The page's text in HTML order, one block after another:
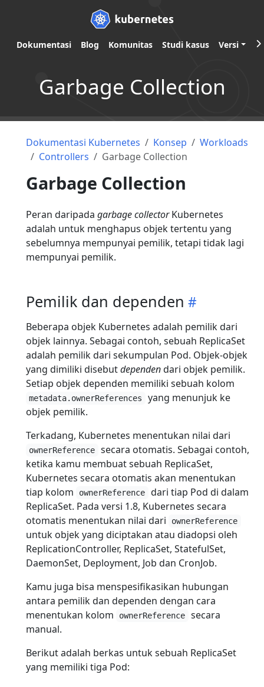
Dokumentasi Blog Komunitas Studi kasus Versi
Garbage Collection
Dokumentasi Kubernetes Konsep
Workloads
Controllers
Garbage Collection
Garbage Collection
Peran daripada garbage collectorKubernetes
adalah untuk menghapus objek tertentu yang
sebelumnya mempunyai pemilik, tetapi tidak lagi
mempunyai pemilik.
Pemilik dan dependen
Beberapa objek Kubernetes adalah pemilik dari
objek lainnya. Sebagai contoh, sebuah ReplicaSet
adalah pemilik dari sekumpulan Pod. Objek-objek
yang dimiliki disebutdependendari objek pemilik.
Setiap objek dependen memiliki sebuah kolom
metadata.ownerReferences
yang menunjuk ke
objek pemilik.
Terkadang, Kubernetes menentukan nilai dari
ownerReference
secara otomatis. Sebagai contoh,
ketika kamu membuat sebuah ReplicaSet,
Kubernetes secara otomatis akan menentukan
tiap kolom
ownerReference
dari tiap Pod di dalam
ReplicaSet. Pada versi 1.8, Kubernetes secara
otomatis menentukan nilai dari
ownerReference
untuk objek yang diciptakan atau diadopsi oleh
ReplicationController, ReplicaSet, StatefulSet,
DaemonSet, Deployment, Job dan CronJob.
Kamu juga bisa menspesifikasikan hubungan
antara pemilik dan dependen dengan cara
menentukan kolom
ownerReference
secara
manual.
Berikut adalah berkas untuk sebuah ReplicaSet
yang memiliki tiga Pod: